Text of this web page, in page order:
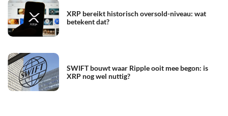
XRP bereikt historisch oversold-niveau: wat
betekent dat?
SWIFT bouwt waar Ripple ooit mee begon: is
XRP nog wel nuttig?